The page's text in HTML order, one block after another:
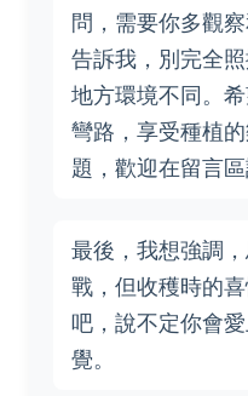
問，需要你多觀
告訴我，別完全
地方環境不同。
彎路，享受種植
題，歡迎在留言
最後，我想強調
戰，但收穫時的
吧，說不定你會
覺。